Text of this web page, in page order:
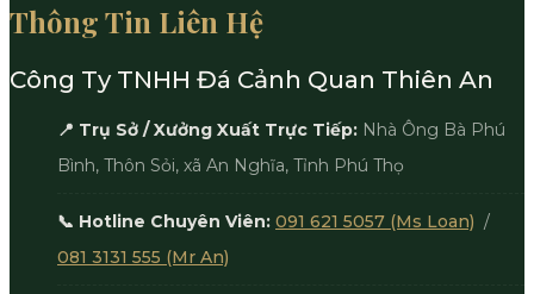
Thông Tin Liên Hệ
Công Ty TNHH Đá Cảnh Quan Thiên An
📍 Trụ Sở / Xưởng Xuất Trực Tiếp: Nhà Ông Bà Phú
Bình, Thôn Sỏi, xã An Nghĩa, Tỉnh Phú Thọ
📞 Hotline Chuyên Viên: 091 621 5057 (Ms Loan) /
081 3131 555 (Mr An)